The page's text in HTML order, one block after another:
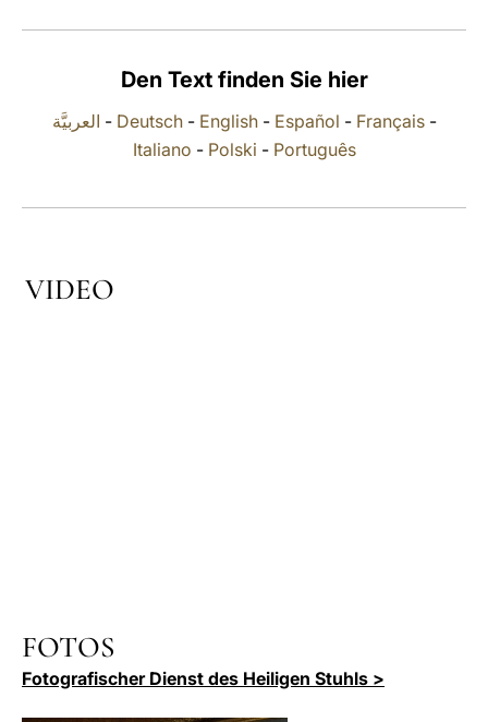
Den Text finden Sie hier
العربيَّة - Deutsch- English- Español - Français-
Italiano - Polski - Português
VIDEO
FOTOS
Fotografischer Dienst des Heiligen Stuhls >